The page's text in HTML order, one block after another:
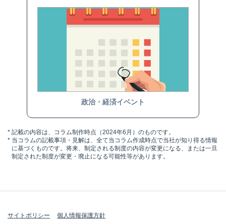
政治・経済イベント
* 記載の内容は、コラム制作時点（2024年6月）のものです。
* 当コラムの記載事項・見解は、全て当コラム作成時点で当社が知り得る情報
に基づくものです。将来、制定される制度の内容が変更になる、または一旦
制定された制度が変更・廃止になる可能性等があります。
サイトポリシー 個人情報保護方針